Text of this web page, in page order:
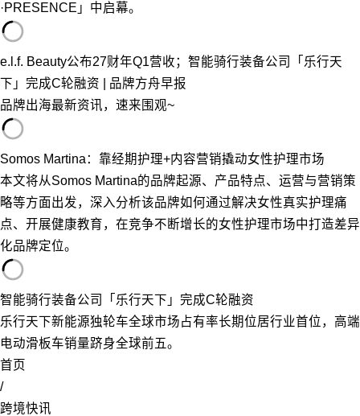
·PRESENCE」中启幕。
e.l.f. Beauty公布27财年Q1营收；智能骑行装备公司「乐行天
下」完成C轮融资 | 品牌方舟早报
品牌出海最新资讯，速来围观~
Somos Martina：靠经期护理+内容营销撬动女性护理市场
本文将从Somos Martina的品牌起源、产品特点、运营与营销策
略等方面出发，深入分析该品牌如何通过解决女性真实护理痛
点、开展健康教育，在竞争不断增长的女性护理市场中打造差异
化品牌定位。
智能骑行装备公司「乐行天下」完成C轮融资
乐行天下新能源独轮车全球市场占有率长期位居行业首位，高端
电动滑板车销量跻身全球前五。
首页
/
跨境快讯